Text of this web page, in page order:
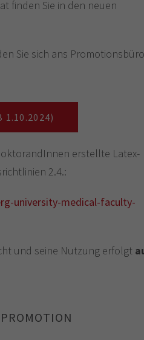
finden Sie in den neuen
Sie sich ans Promotionsbüro
1.10.2024)
erstellte Latex-
2.4.:
university-medical-faculty-
und seine Nutzung erfolgt